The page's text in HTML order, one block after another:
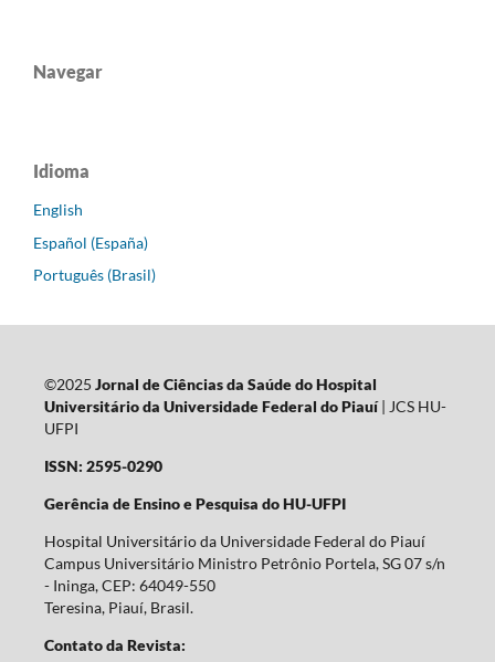
Navegar
Idioma
English
Español (España)
Português (Brasil)
©2025 Jornal de Ciências da Saúde do Hospital
Universitário da Universidade Federal do Piauí | JCS HU-
UFPI
ISSN: 2595-0290
Gerência de Ensino e Pesquisa do HU-UFPI
Hospital Universitário da Universidade Federal do Piauí
Campus Universitário Ministro Petrônio Portela, SG 07 s/n
- Ininga, CEP: 64049-550
Teresina, Piauí, Brasil.
Contato da Revista: